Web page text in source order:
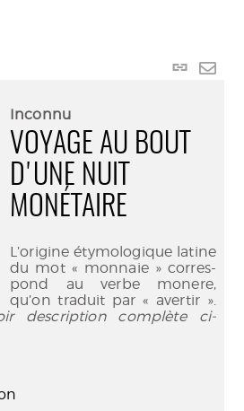
Lien
Inconnu
VOYAGE AU BOUT
D'UNE NUIT
MONÉTAIRE
L’origine étymologique latine
du mot « monnaie » corres-
pond au verbe monere,
qu’on traduit par « avertir ».
description complète ci-